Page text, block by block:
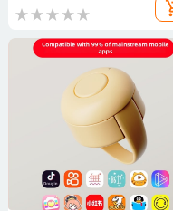
videoclipurilor și derularea